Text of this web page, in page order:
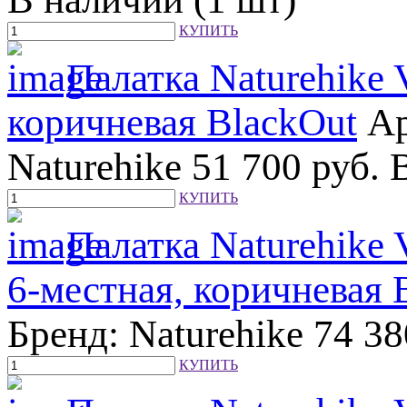
КУПИТЬ
Палатка Naturehike
коричневая BlackOut
Naturehike 51 700 руб.
КУПИТЬ
Палатка Naturehike
6-местная, коричневая
Бренд: Naturehike 74
КУПИТЬ